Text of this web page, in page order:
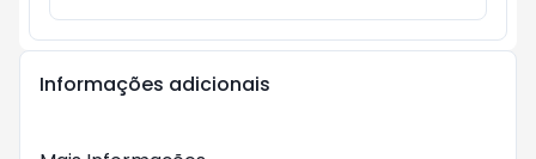
Informações adicionais